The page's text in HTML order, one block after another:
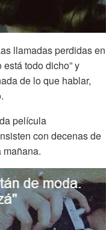
llamadas perdidas en
está todo dicho” y
de lo que hablar,
película
con decenas de
mañana.